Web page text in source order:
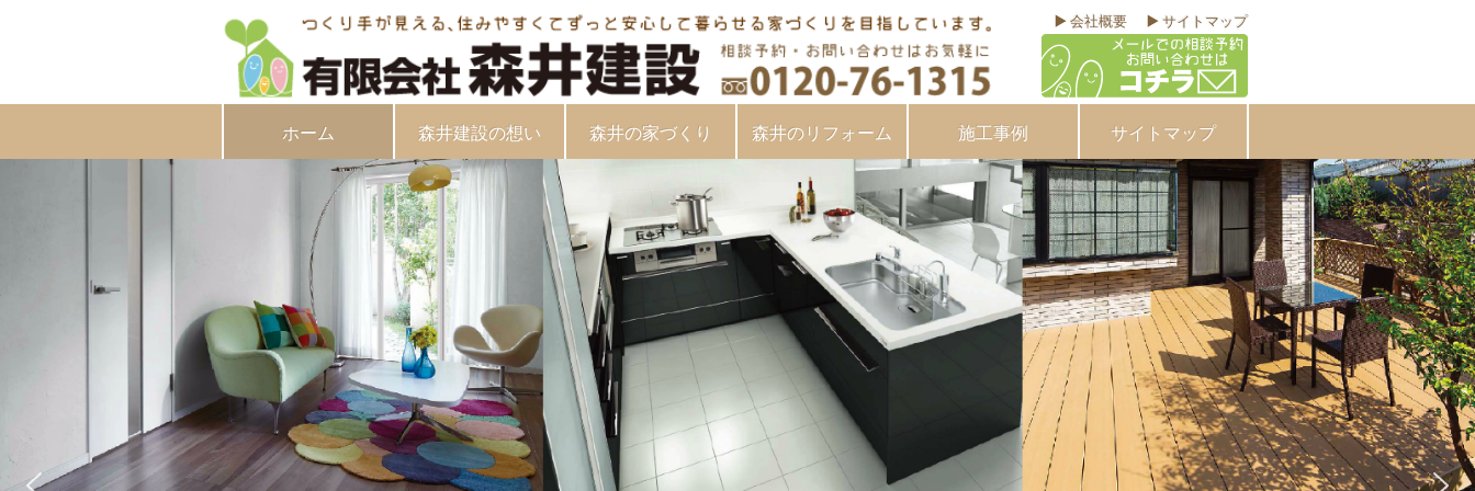
会社概要 サイトマップ
ホーム 森井建設の想い 森井の家づくり 森井のリフォーム 施工事例 サイトマップ